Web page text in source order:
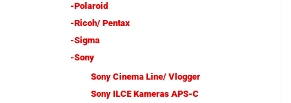
-Polaroid
-Ricoh/ Pentax
-Sigma
-Sony
Sony Cinema Line/ Vlogger
Sony ILCE Kameras APS-C